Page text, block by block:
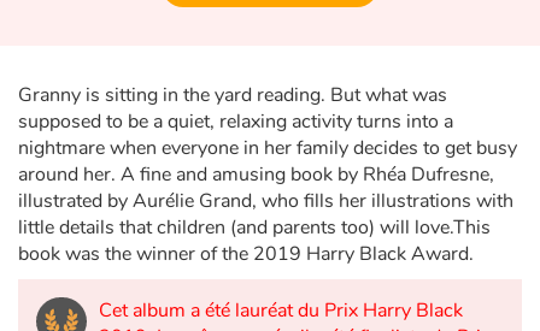
Ecology, nature, seasons
The animals
Travel, epic, investigation, adventure
Around the world
Granny is sitting in the yard reading. But what was
supposed to be a quiet, relaxing activity turns into a
nightmare when everyone in her family decides to get busy
around her. A fine and amusing book by Rhéa Dufresne,
illustrated by Aurélie Grand, who fills her illustrations with
little details that children (and parents too) will love.This
book was the winner of the 2019 Harry Black Award.
Cet album a été lauréat du Prix Harry Black